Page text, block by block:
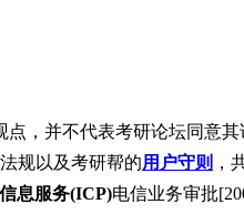
，并不代表考研论坛同意
规以及考研帮的用户守则 ，
息服务(ICP)电信业务审批